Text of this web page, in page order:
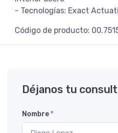
- Tecnologías: Exact
Código de producto:
Déjanos tu
Nombre*